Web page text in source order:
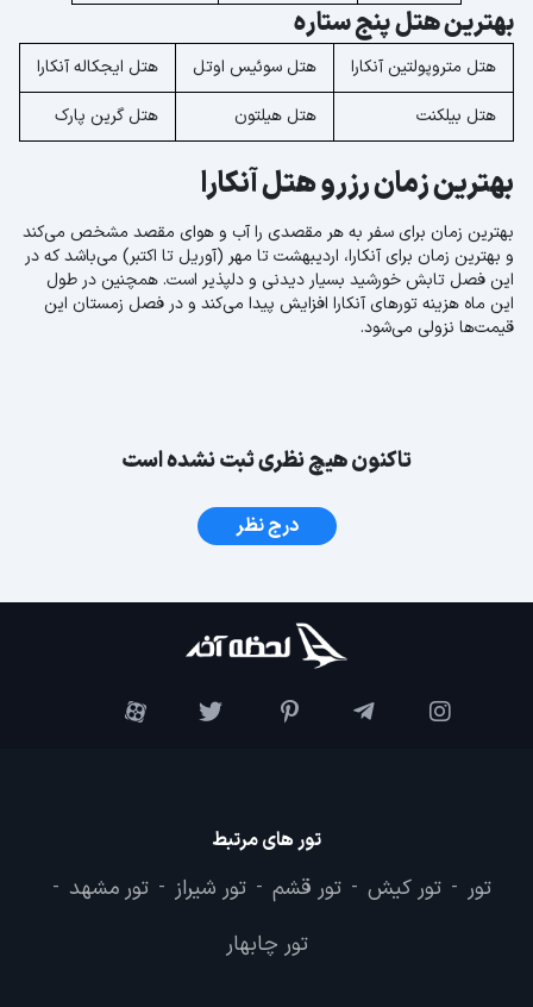
بهترین هتل پنج ستاره
هتل متروپولتین آنکارا هتل سوئیس اوتل
هتل ایجکاله آنکارا
هتل بیلکنت
هتل هیلتون هتل گرین پارک
بهترین زمان رزرو هتل آنکارا
بهترین زمان برای سفر به هر مقصدی را آب و هوای مقصد مشخص می‌کند
و بهترین زمان برای آنکارا، اردیبهشت تا مهر (آوریل تا اکتبر) می‌باشد که در
این فصل تابش خورشید بسیار دیدنی و دلپذیر است. همچنین در طول
این ماه هزینه تورهای آنکارا افزایش پیدا می‌کند و در فصل زمستان این
قیمت‌ها نزولی می‌شود.
تاکنون هیچ نظری ثبت نشده است
درج نظر
تور های مرتبط
تور - تور کیش - تور قشم - تور شیراز - تور مشهد -
تور چابهار